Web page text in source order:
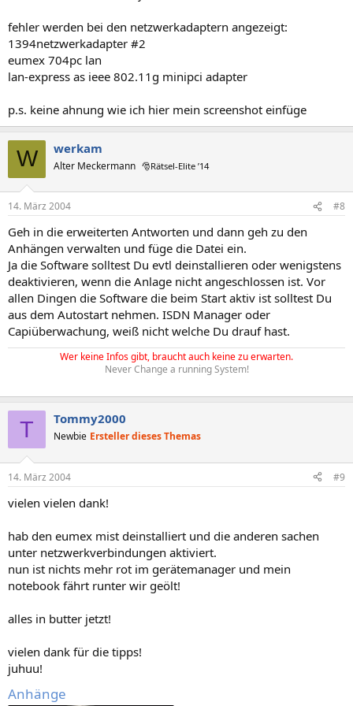
fehler werden bei den netzwerkadaptern angezeigt:
1394netzwerkadapter #2
eumex 704pc lan
lan-express as ieee 802.11g minipci adapter
p.s. keine ahnung wie ich hier mein screenshot einfüge
W werkam
Alter Meckermann 🎅Rätsel-Elite ’14
14. März 2004 #8
Geh in die erweiterten Antworten und dann geh zu den
Anhängen verwalten und füge die Datei ein.
Ja die Software solltest Du evtl deinstallieren oder wenigstens
deaktivieren, wenn die Anlage nicht angeschlossen ist. Vor
allen Dingen die Software die beim Start aktiv ist solltest Du
aus dem Autostart nehmen. ISDN Manager oder
Capiüberwachung, weiß nicht welche Du drauf hast.
Wer keine Infos gibt, braucht auch keine zu erwarten.
Never Change a running System!
T Tommy2000
Newbie Ersteller dieses Themas
14. März 2004 #9
vielen vielen dank!
hab den eumex mist deinstalliert und die anderen sachen
unter netzwerkverbindungen aktiviert.
nun ist nichts mehr rot im gerätemanager und mein
notebook fährt runter wir geölt!
alles in butter jetzt!
vielen dank für die tipps!
juhuu!
Anhänge